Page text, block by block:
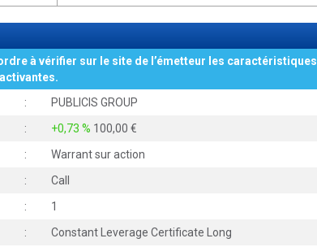
à vérifier sur le site de l’émetteur les caractéristiques
:
PUBLICIS GROUP
: +0,73 % 100,00
:
Warrant sur action
:
Call
:
1
:
Constant Leverage Certificate Long